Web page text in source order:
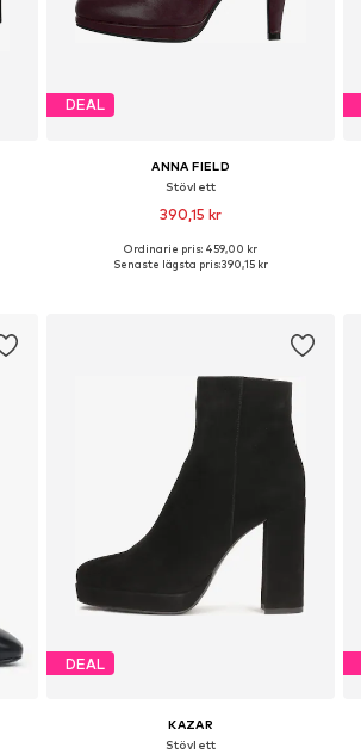
41
DEAL
ANNA FIELD
Stövlett
390,15 kr
Tillgänglig i många storlekar
Ordinarie pris: 459,00 kr
Senaste lägsta pris:390,15 kr
DEAL
KAZAR
Stövlett